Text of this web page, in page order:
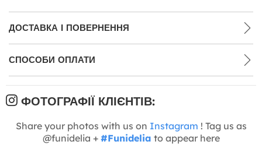
ДОСТАВКА І ПОВЕРНЕННЯ
СПОСОБИ ОПЛАТИ
ФОТОГРАФІЇ КЛІЄНТІВ:
Share your photos with us on Instagram ! Tag us as
@funidelia + #Funidelia to appear here